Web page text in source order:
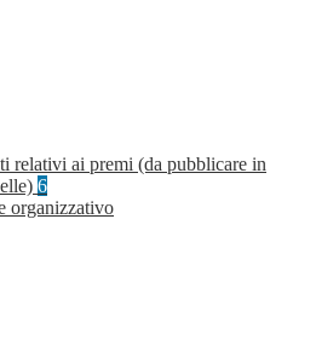
relativi ai premi (da pubblicare in
6
organizzativo